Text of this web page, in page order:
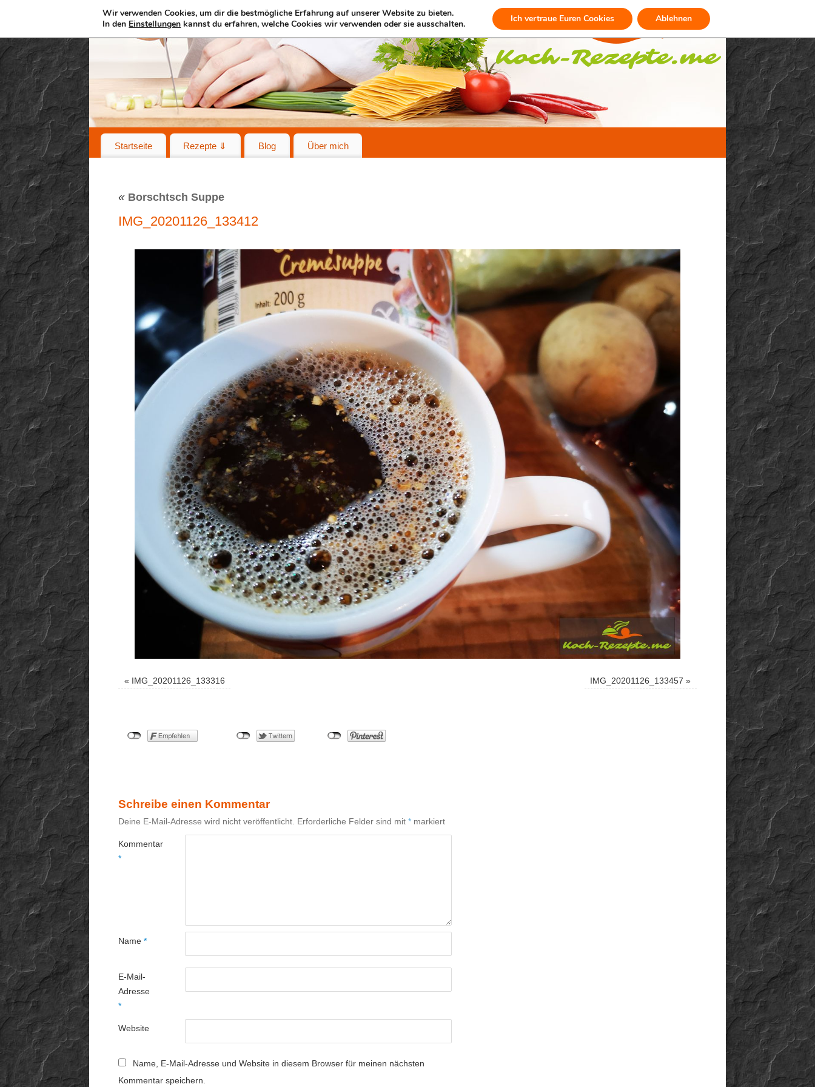
Startseite Rezepte ⇓ Blog Über mich
« Borschtsch Suppe
IMG_20201126_133412
« IMG_20201126_133316 IMG_20201126_133457 »
Schreibe einen Kommentar
Deine E-Mail-Adresse wird nicht veröffentlicht. Erforderliche Felder sind mit * markiert
Kommentar
*
Name *
E-Mail-
Adresse
*
Website
Name, E-Mail-Adresse und Website in diesem Browser für meinen nächsten
Kommentar speichern.
Wir verwenden Cookies, um dir die bestmögliche Erfahrung auf unserer Website zu bieten.
In den Einstellungen kannst du erfahren, welche Cookies wir verwenden oder sie ausschalten. Ich vertraue Euren Cookies Ablehnen